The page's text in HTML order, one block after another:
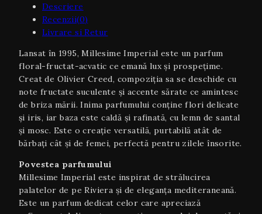
Descriere
Recenzii(0)
Livrare si Retur
Lansat în 1995, Millesime Imperial este un parfum
floral-fructat-acvatic ce emană lux și prospețime.
Creat de Olivier Creed, compoziția sa se deschide cu
note fructate suculente și accente sărate ce amintesc
de briza mării. Inima parfumului conține flori delicate
și iris, iar baza este caldă și rafinată, cu lemn de santal
și mosc. Este o creație versatilă, purtabilă atât de
bărbați cât și de femei, perfectă pentru zilele însorite.
Povestea parfumului
Millesime Imperial este inspirat de strălucirea
palatelor de pe Riviera și de eleganța mediteraneană.
Este un parfum dedicat celor care apreciază